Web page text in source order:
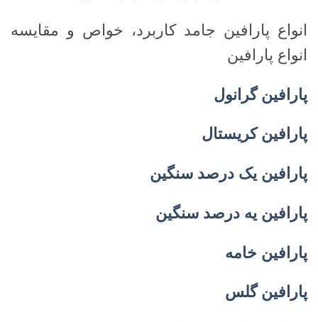
انواع پارافین جامد کاربرد، خواص و مقایسه
انواع پارافین
پارافین گرانول
پارافین کریستال
پارافین یک درصد سنگین
پارافین یه درصد سنگین
پارافین خامه
پارافین گلس